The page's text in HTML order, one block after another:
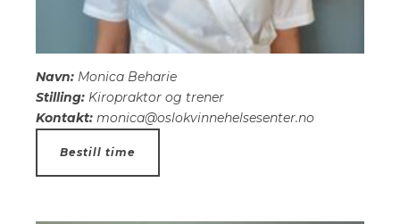
Navn: Monica Beharie
Stilling: Kiropraktor og trener
Kontakt: monica@oslokvinnehelsesenter.no
Bestill time